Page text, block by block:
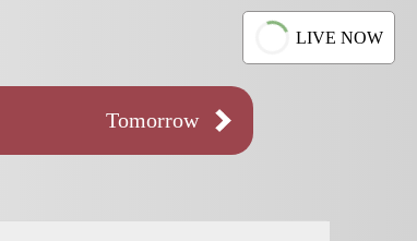
LIVE NOW
Tomorrow